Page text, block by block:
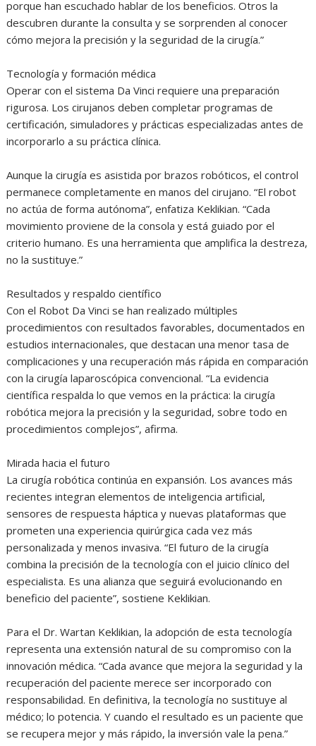
porque han escuchado hablar de los beneficios. Otros la
descubren durante la consulta y se sorprenden al conocer
cómo mejora la precisión y la seguridad de la cirugía.”
Tecnología y formación médica
Operar con el sistema Da Vinci requiere una preparación
rigurosa. Los cirujanos deben completar programas de
certificación, simuladores y prácticas especializadas antes de
incorporarlo a su práctica clínica.
Aunque la cirugía es asistida por brazos robóticos, el control
permanece completamente en manos del cirujano. “El robot
no actúa de forma autónoma”, enfatiza Keklikian. “Cada
movimiento proviene de la consola y está guiado por el
criterio humano. Es una herramienta que amplifica la destreza,
no la sustituye.”
Resultados y respaldo científico
Con el Robot Da Vinci se han realizado múltiples
procedimientos con resultados favorables, documentados en
estudios internacionales, que destacan una menor tasa de
complicaciones y una recuperación más rápida en comparación
con la cirugía laparoscópica convencional. “La evidencia
científica respalda lo que vemos en la práctica: la cirugía
robótica mejora la precisión y la seguridad, sobre todo en
procedimientos complejos”, afirma.
Mirada hacia el futuro
La cirugía robótica continúa en expansión. Los avances más
recientes integran elementos de inteligencia artificial,
sensores de respuesta háptica y nuevas plataformas que
prometen una experiencia quirúrgica cada vez más
personalizada y menos invasiva. “El futuro de la cirugía
combina la precisión de la tecnología con el juicio clínico del
especialista. Es una alianza que seguirá evolucionando en
beneficio del paciente”, sostiene Keklikian.
Para el Dr. Wartan Keklikian, la adopción de esta tecnología
representa una extensión natural de su compromiso con la
innovación médica. “Cada avance que mejora la seguridad y la
recuperación del paciente merece ser incorporado con
responsabilidad. En definitiva, la tecnología no sustituye al
médico; lo potencia. Y cuando el resultado es un paciente que
se recupera mejor y más rápido, la inversión vale la pena.”